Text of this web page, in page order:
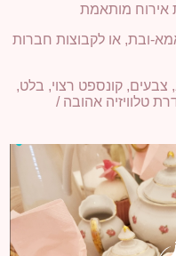
אירוח מותאמת
ובת, או לקבוצות חברות
צבעים, קונספט רצוי, בלט,
טלוויזיה אהובה /